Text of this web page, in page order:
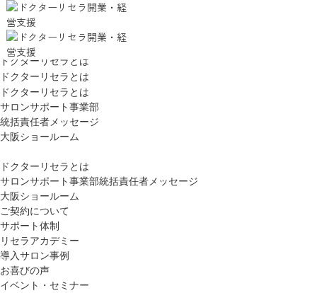
ドクターリセラとは
ドクターリセラとは
ドクターリセラとは
サロンサポート事業部
統括責任者メッセージ
大阪ショールーム
ドクターリセラとは
サロンサポート事業部統括責任者メッセージ
大阪ショールーム
ご契約について
サポート体制
リセラアカデミー
導入サロン事例
お喜びの声
イベント・セミナー